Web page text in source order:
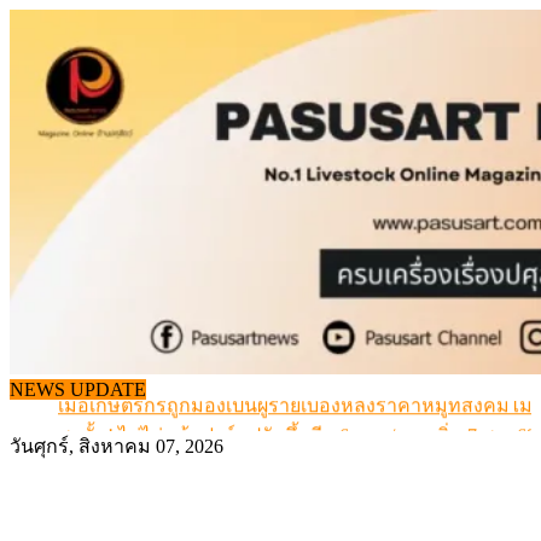
content
NEWS UPDATE
สกัดลักลอบนำเข้าเอ็นโคแช่แข็งกว่า 12.6 ตัน สมุทรสาคร
เมื่อเกษตรกรถูกมองเป็นผู้ร้ายเบื้องหลังราคาหมูที่สังคมไม่
สุดอั้น! ไข่ไก่หน้าฟาร์มปรับขึ้นอีก 6 บาท/แผง เริ่ม 7 ส.ค.69
วันศุกร์, สิงหาคม 07, 2026